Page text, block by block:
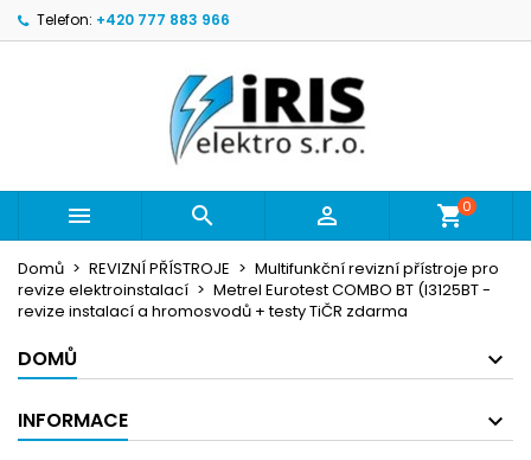
Telefon: +420 777 883 966
   0
Domů REVIZNÍ PŘÍSTROJE
Multifunkční revizní přístroje pro
revize elektroinstalací
Metrel Eurotest COMBO BT (I3125BT -
revize instalací a hromosvodů + testy TiČR zdarma
DOMŮ
INFORMACE
Můj seznam přání
Vytvořit nový seznam
Vytvořit seznam přání
Název seznamu přání
Zrušit Vytvořit
Přihlásit se
Musíte být přihlášen, abyste si mohli výrobky uložit do
seznamu přání.